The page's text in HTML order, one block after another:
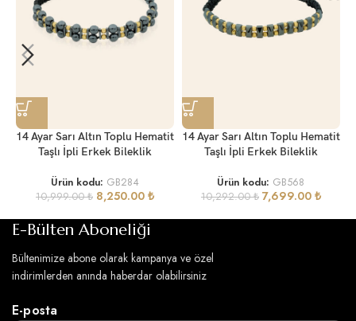
14 Ayar Sarı Altın Toplu Hematit
Taşlı İpli Erkek Bileklik
Ürün kodu: GB284
10,999.00₺ 8,250.00 ₺
14 Ayar Sarı Altın Toplu Hematit
Taşlı İpli Erkek Bileklik
Ürün kodu: GB568
10,292.00₺ 7,699.00 ₺
E-Bülten Aboneliği
Bültenimize abone olarak kampanya ve özel
indirimlerden anında haberdar olabilirsiniz
E-posta